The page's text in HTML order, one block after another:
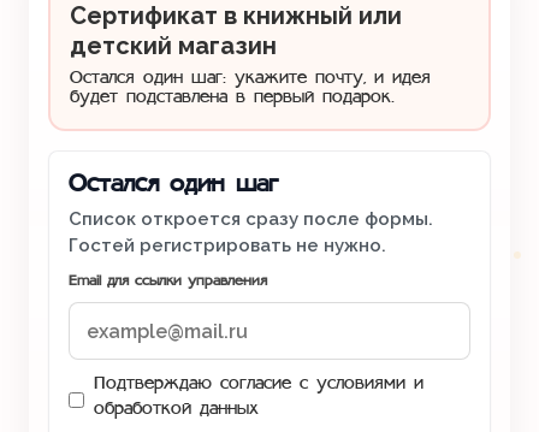
Сертификат в книжный или
детский магазин
Остался один шаг: укажите почту, и идея
будет подставлена в первый подарок.
Остался один шаг
Список откроется сразу после формы.
Гостей регистрировать не нужно.
Email для ссылки управления
Подтверждаю согласие с условиями и
обработкой данных